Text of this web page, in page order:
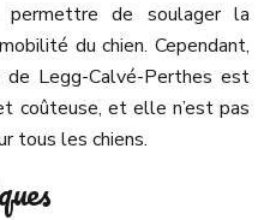
de soulager la
du chien. Cependant,
Legg-Calvé-Perthes est
coûteuse, et elle n’est pas
tous les chiens.